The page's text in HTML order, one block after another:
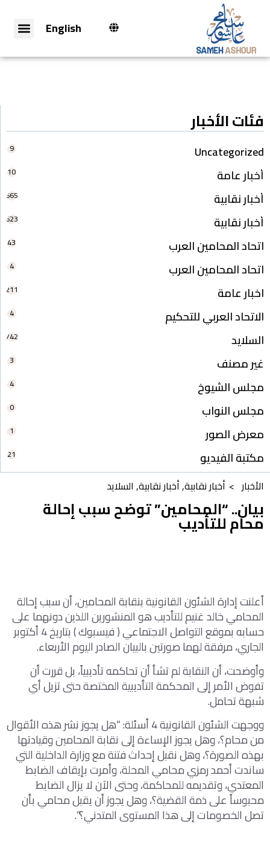
English
فئات الأخبار
Uncategorized
9
أخبار عامة 10
أخبار نقابية 665
أخبار نقابية 623
اتحاد المحامين العرب 43
اتحاد المحامين العرب 4
اخبار عامة 211
الاتحاد العربي للتحكيم 4
السلايد 742
غير مصنف 3
مجلس الشيوخ 4
مجلس النواب 0
معرض الصور 1
مكتبة الفيديو 21
الأخبار > أخبار نقابية,أخبار نقابية, السلايد
بيان.. “المحامين” توضح سبب إحالة
محام للتأديب
أعلنت إدارة الشئون القانونية بنقابة المحامين، أن سبب إحالة
المحامي خالد غنيم للتأديب هو المنشورين اللذين دونهما على
حسابه بموقع التواصل الاجتماعي ( فيسبوك ) بتاريخ 4 أكتوبر
الجاري، مرفقة لهما صورتين بالبيان الصادر اليوم الأربعاء.
وأوضحت، أن النقابة لم تشأ أن تحاكمه تأديبياً، بل قررت أن
تفوض الأمر إلى المحكمة التأديبية المختصة حتى تزيل أي
شبهة تحامل.
ووجهت الشئون القانونية 4 أسئلة: “هل يجوز نشر هذه الأقوال
من محام؟، وهل يجوز الإساءة إلى نقابة المحامين وقيادتها
بهذه الصورة؟، وهل نقبل إحداث فتنة مع وزارة الداخلية التي
ساندت أحمد رمزي محامي المحلة، وأمرت بإيقاف الضابط
المعتدي، وتقديمه للمحاكمة، وحتى الآن لا يزال الضابط
محبوساً على ذمة القضية؟، وهل يجوز أن يقبل محامي بأن
تصل الخصومات إلى هذا المستوى المتدني؟”.